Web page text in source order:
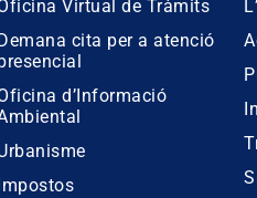
Virtual de Tràmits
Demana cita per a atenció
d’Informació
Impostos